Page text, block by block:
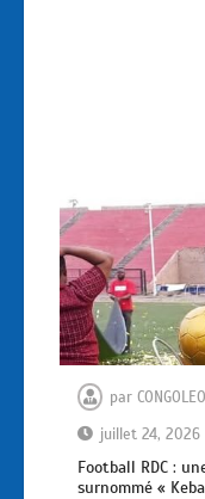
par CONGOLEO
juillet 24, 2026
Football RDC :
surnommé «